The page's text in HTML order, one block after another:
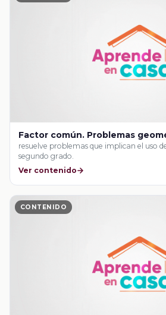
Factor común. Problemas
resuelve problemas que implican el uso
segundo grado.
Ver contenido
CONTENIDO